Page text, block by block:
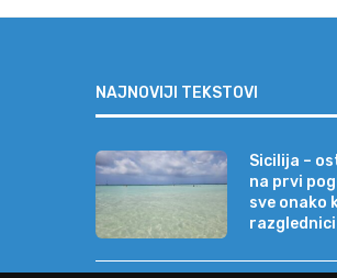
NAJNOVIJI TEKSTOVI
Sicilija –
na prvi
sve onako
razglednici